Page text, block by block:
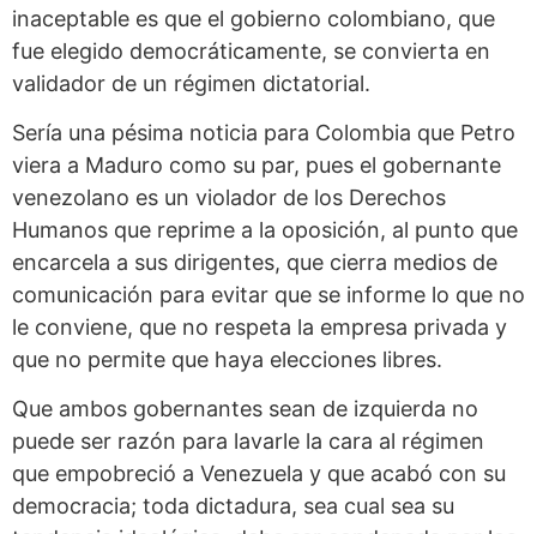
inaceptable es que el gobierno colombiano, que
fue elegido democráticamente, se convierta en
validador de un régimen dictatorial.
Sería una pésima noticia para Colombia que Petro
viera a Maduro como su par, pues el gobernante
venezolano es un violador de los Derechos
Humanos que reprime a la oposición, al punto que
encarcela a sus dirigentes, que cierra medios de
comunicación para evitar que se informe lo que no
le conviene, que no respeta la empresa privada y
que no permite que haya elecciones libres.
Que ambos gobernantes sean de izquierda no
puede ser razón para lavarle la cara al régimen
que empobreció a Venezuela y que acabó con su
democracia; toda dictadura, sea cual sea su